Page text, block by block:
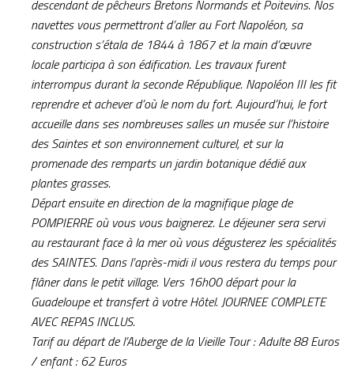
descendant de pêcheurs Bretons Normands et Poitevins. Nos
navettes vous permettront d’aller au Fort Napoléon, sa
construction s’étala de 1844 à 1867 et la main d’œuvre
locale participa à son édification. Les travaux furent
interrompus durant la seconde République. Napoléon III les fit
reprendre et achever d’où le nom du fort. Aujourd’hui, le fort
accueille dans ses nombreuses salles un musée sur l’histoire
des Saintes et son environnement culturel, et sur la
promenade des remparts un jardin botanique dédié aux
plantes grasses.
Départ ensuite en direction de la magnifique plage de
POMPIERRE où vous vous baignerez. Le déjeuner sera servi
au restaurant face à la mer où vous dégusterez les spécialités
des SAINTES. Dans l’après-midi il vous restera du temps pour
flâner dans le petit village. Vers 16h00 départ pour la
Guadeloupe et transfert à votre Hôtel. JOURNEE COMPLETE
AVEC REPAS INCLUS.
Tarif au départ de l’Auberge de la Vieille Tour : Adulte 88 Euros
/ enfant : 62 Euros